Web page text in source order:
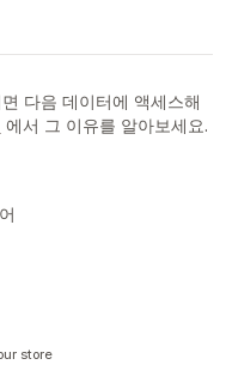
다음 데이터에 액세스해
에서 그 이유를 알아보세요.
store